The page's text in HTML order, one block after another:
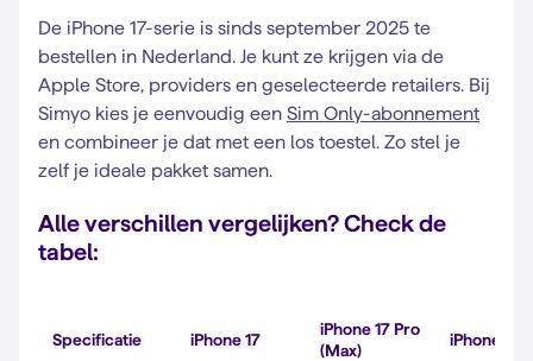
De iPhone 17-serie is sinds september 2025 te
bestellen in Nederland. Je kunt ze krijgen via de
Apple Store, providers en geselecteerde retailers. Bij
Simyo kies je eenvoudig een Sim Only-abonnement
en combineer je dat met een los toestel. Zo stel je
zelf je ideale pakket samen.
Alle verschillen vergelijken? Check de
tabel:
Specificatie iPhone 17
iPhone 17 Pro
(Max)
iPhone Air